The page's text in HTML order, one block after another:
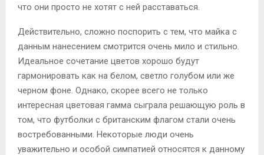
что они просто не хотят с ней расставаться.
Действительно, сложно поспорить с тем, что майка с
данным нанесением смотрится очень мило и стильно.
Идеальное сочетание цветов хорошо будут
гармонировать как на белом, светло голубом или же
черном фоне. Однако, скорее всего не только
интересная цветовая гамма сыграла решающую роль в
том, что футболки с британским флагом стали очень
востребованными. Некоторые люди очень
уважительно и особой симпатией относятся к данному